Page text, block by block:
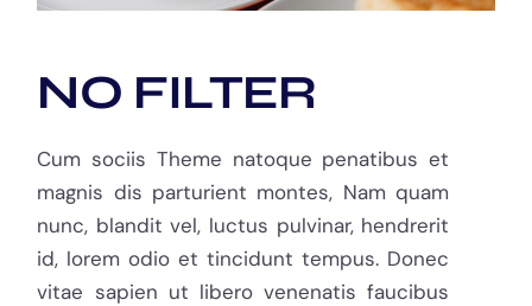
NO FILTER
Cum sociis Theme natoque penatibus et
magnis dis parturient montes, Nam quam
nunc, blandit vel, luctus pulvinar, hendrerit
id, lorem odio et tincidunt tempus. Donec
vitae sapien ut libero venenatis faucibus